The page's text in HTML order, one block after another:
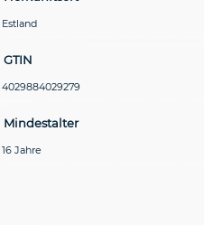
Estland
GTIN
4029884029279
Mindestalter
16 Jahre